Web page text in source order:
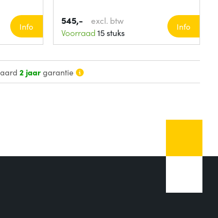
Info 545,-
excl. btw
Voorraad 15 stuks
Info
2 jaargarantie